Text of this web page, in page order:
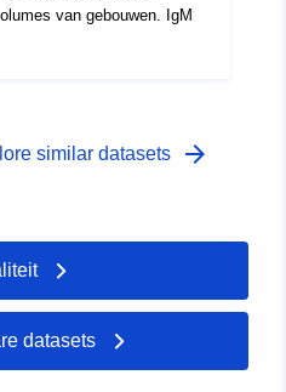
van gebouwen. IgM
similar datasets arrow_forward
datasets